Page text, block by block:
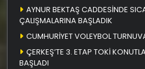
AYNUR BEKTAŞ CADDESİNDE
ÇALIŞMALARINA BAŞLADIK
CUMHURİYET VOLEYBOL
ÇERKEŞ’TE 3. ETAP TOKİ
BAŞLADI